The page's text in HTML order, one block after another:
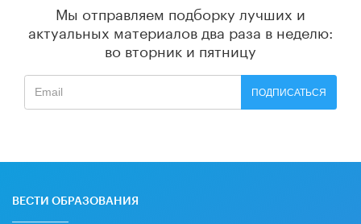
Мы отправляем подборку лучших и
актуальных материалов два раза в неделю:
во вторник и пятницу
ПОДПИСАТЬСЯ
ВЕСТИ ОБРАЗОВАНИЯ